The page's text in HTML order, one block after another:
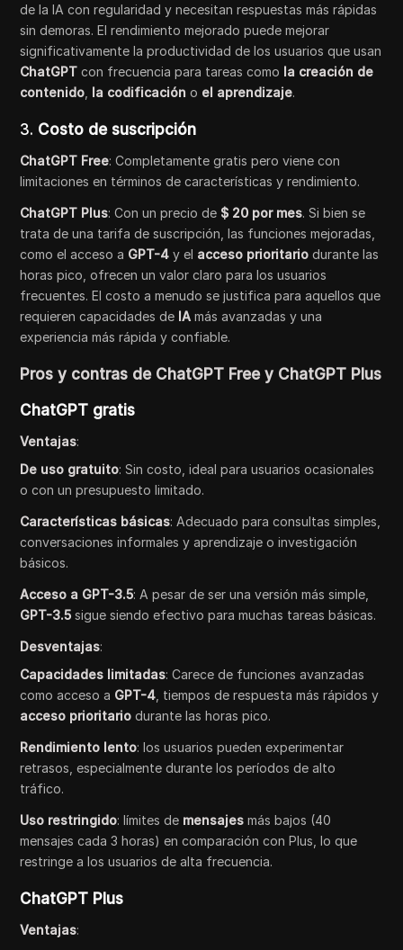
de la IA con regularidad y necesitan respuestas más rápidas
sin demoras. El rendimiento mejorado puede mejorar
significativamente la productividad de los usuarios que usan
ChatGPT con frecuencia para tareas como la creación de
contenido la codificación o el aprendizaje.
3. Costo de suscripción
ChatGPT Free: Completamente gratis pero viene con
limitaciones en términos de características y rendimiento.
ChatGPT Plus: Con un precio de $ 20 por mes. Si bien se
trata de una tarifa de suscripción, las funciones mejoradas,
como el acceso a GPT-4 y el acceso prioritario durante las
horas pico, ofrecen un valor claro para los usuarios
frecuentes. El costo a menudo se justifica para aquellos que
requieren capacidades de IA más avanzadas y una
experiencia más rápida y confiable.
Pros y contras de ChatGPT Free y ChatGPT Plus
ChatGPT gratis
Ventajas:
De uso gratuito: Sin costo, ideal para usuarios ocasionales
o con un presupuesto limitado.
Características básicas: Adecuado para consultas simples,
conversaciones informales y aprendizaje o investigación
básicos.
Acceso a GPT-3.5: A pesar de ser una versión más simple,
GPT-3.5 sigue siendo efectivo para muchas tareas básicas.
Desventajas:
Capacidades limitadas: Carece de funciones avanzadas
como acceso a GPT-4 , tiempos de respuesta más rápidos y
acceso prioritario durante las horas pico.
Rendimiento lento: los usuarios pueden experimentar
retrasos, especialmente durante los períodos de alto
tráfico.
Uso restringido: límites de mensajes más bajos (40
mensajes cada 3 horas) en comparación con Plus, lo que
restringe a los usuarios de alta frecuencia.
ChatGPT Plus
Ventajas: